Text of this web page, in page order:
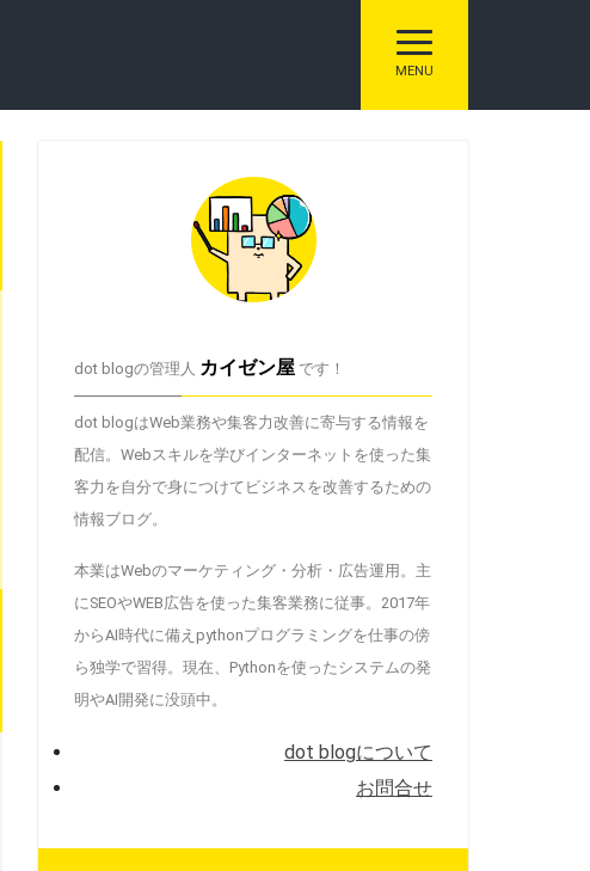
トグル ナビゲーシ
MENU
dot blogの管理人 カイゼン屋 です！
dot blogはWeb業務や集客力改善に寄与する情報を
配信。Webスキルを学びインターネットを使った集
客力を自分で身につけてビジネスを改善するための
情報ブログ。
本業はWebのマーケティング・分析・広告運用。主
にSEOやWEB広告を使った集客業務に従事。2017年
からAI時代に備えpythonプログラミングを仕事の傍
ら独学で習得。現在、Pythonを使ったシステムの発
明やAI開発に没頭中。
dot blogについて
お問合せ